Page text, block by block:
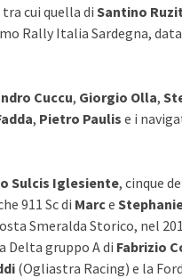
cui quella di Santino
Rally Italia Sardegna,
Cuccu, Giorgio Olla,
, Pietro Paulis e i
Sulcis Iglesiente, cinque
911 Sc di Marce
Smeralda Storico, nel
Delta gruppo A di Fabrizio
(Ogliastra Racing) e la